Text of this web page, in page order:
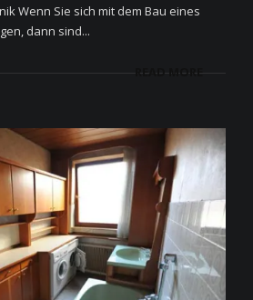
Wenn Sie sich mit dem Bau eines
dann sind...
READ MORE